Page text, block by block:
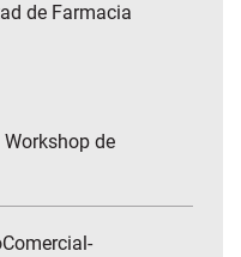
de Farmacia
de